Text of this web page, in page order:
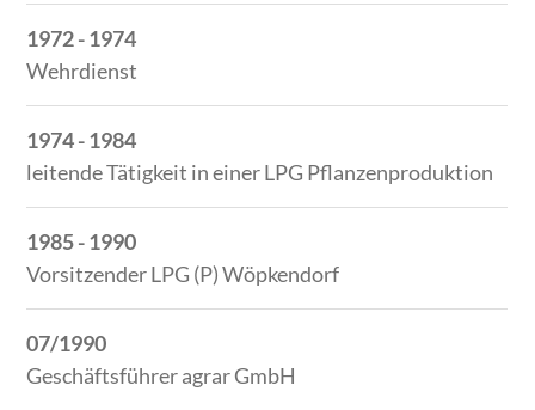
1972 - 1974
Wehr­dienst
1974 - 1984
leitende Tätigkeit in einer LPG Pflanzenproduktion
1985 - 1990
Vorsitzender LPG (P) Wöpkendorf
07/1990
Geschäftsführer agrar GmbH